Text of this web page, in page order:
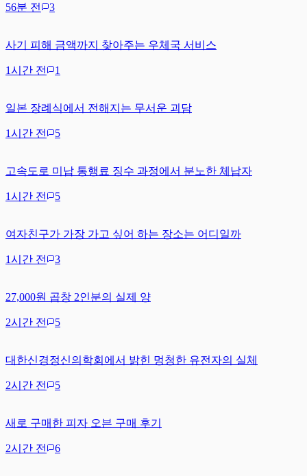
56분 전 3
사기 피해 금액까지 찾아주는 우체국 서비스
1시간 전 1
일본 장례식에서 전해지는 무서운 괴담
1시간 전 5
고속도로 미납 통행료 징수 과정에서 분노한 체납자
1시간 전 5
여자친구가 가장 가고 싶어 하는 장소는 어디일까
1시간 전 3
27,000원 곱창 2인분의 실제 양
2시간 전 5
대한신경정신의학회에서 밝힌 멍청한 유전자의 실체
2시간 전 5
새로 구매한 피자 오븐 구매 후기
2시간 전 6